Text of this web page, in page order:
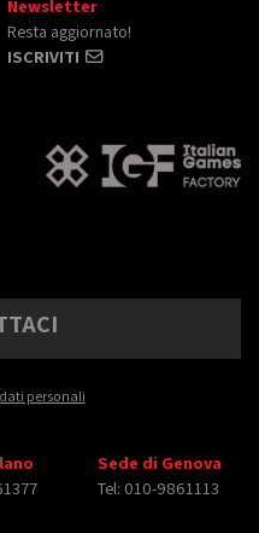
Newsletter
Resta aggiornato!
ISCRIVITI
personali
Sede di Genova
Tel: 010-9861113